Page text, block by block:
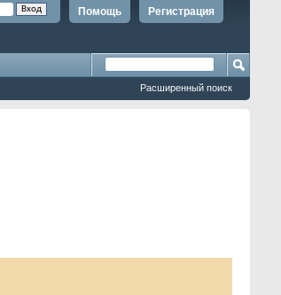
Регистрация
Помощь
Расширенный поиск